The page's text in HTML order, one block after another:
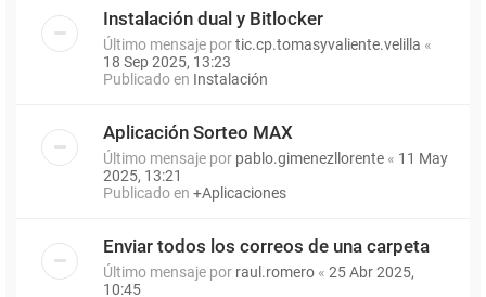
Instalación dual y Bitlocker
Último mensaje portic.cp.tomasyvaliente.velilla «
18 Sep 2025, 13:23
Publicado en Instalación
Aplicación Sorteo MAX
Último mensaje por pablo.gimenezllorente « 11 May
2025, 13:21
Publicado en +Aplicaciones
Enviar todos los correos de una carpeta
Último mensaje por raul.romero « 25 Abr 2025,
10:45